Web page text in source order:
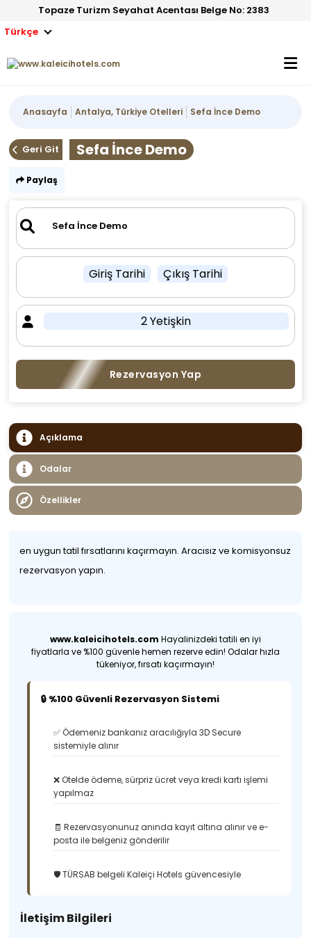
Topaze Turizm Seyahat Acentası Belge No: 2383
Türkçe
Anasayfa Antalya, Türkiye Otelleri Sefa İnce Demo
Geri Git Sefa İnce Demo
Paylaş
Giriş Tarihi Çıkış Tarihi
2 Yetişkin
Rezervasyon Yap
Açıklama
Odalar
Özellikler
en uygun tatil fırsatlarını kaçırmayın. Aracısız ve komisyonsuz
rezervasyon yapın.
www.kaleicihotels.com Hayalinizdeki tatili en iyi
fiyatlarla ve %100 güvenle hemen rezerve edin! Odalar hızla
tükeniyor, fırsatı kaçırmayın!
🔒 %100 Güvenli Rezervasyon Sistemi
✅ Ödemeniz bankanız aracılığıyla 3D Secure
sistemiyle alınır
❌ Otelde ödeme, sürpriz ücret veya kredi kartı işlemi
yapılmaz
🧾 Rezervasyonunuz anında kayıt altına alınır ve e-
posta ile belgeniz gönderilir
🛡️ TÜRSAB belgeli Kaleiçi Hotels güvencesiyle
İletişim Bilgileri